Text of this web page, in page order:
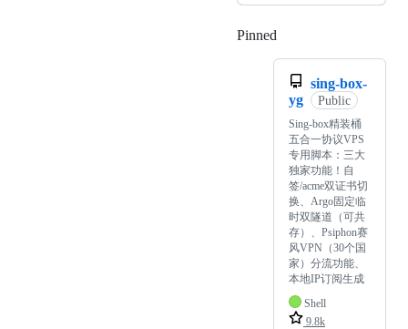
Pinned
sing-box-
yg
Public
Sing-box精装桶
五合一协议VPS
专用脚本：三大
独家功能！自
签/acme双证书切
换、Argo固定临
时双隧道（可共
存）、Psiphon赛
风VPN（30个国
家）分流功能、
本地IP订阅生成
Shell
9.8k